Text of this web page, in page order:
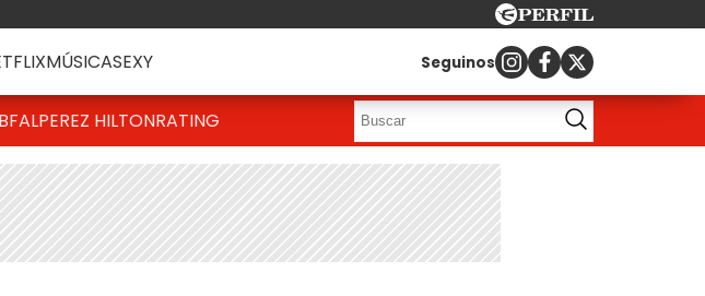
MÚSICASEXY Seguinos
PEREZ HILTONRATING